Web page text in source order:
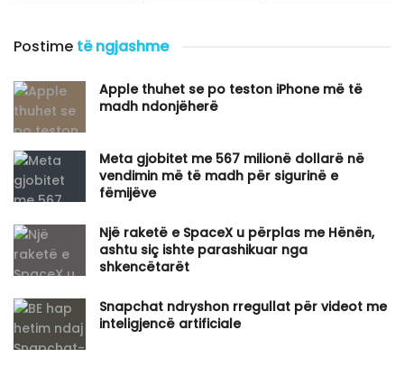
Postime të ngjashme
Apple thuhet se po teston iPhone më të
madh ndonjëherë
​Meta gjobitet me 567 milionë dollarë në
vendimin më të madh për sigurinë e
fëmijëve
Një raketë e SpaceX u përplas me Hënën,
ashtu siç ishte parashikuar nga
shkencëtarët
Snapchat ndryshon rregullat për videot me
inteligjencë artificiale